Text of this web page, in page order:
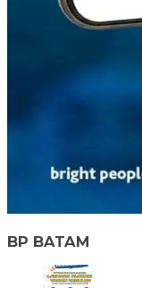
BP BATAM